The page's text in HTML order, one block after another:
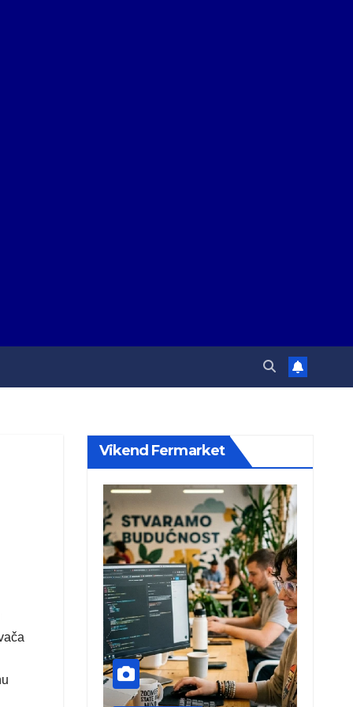
Vikend Fermarket